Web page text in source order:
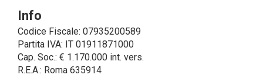
con l’adempimento di obblighi legali,
è il consenso espresso dall’interessato.
• Un trattamento ulteriore che può essere realizzato
da LINCE ITALIA – solo se espressamente
autorizzata dall’interessato prestando
Info
Codice Fiscale: 07935200589
Partita IVA: IT 01911871000
Cap. Soc.: € 1.170.000 int. vers.
R.E.A.: Roma 635914